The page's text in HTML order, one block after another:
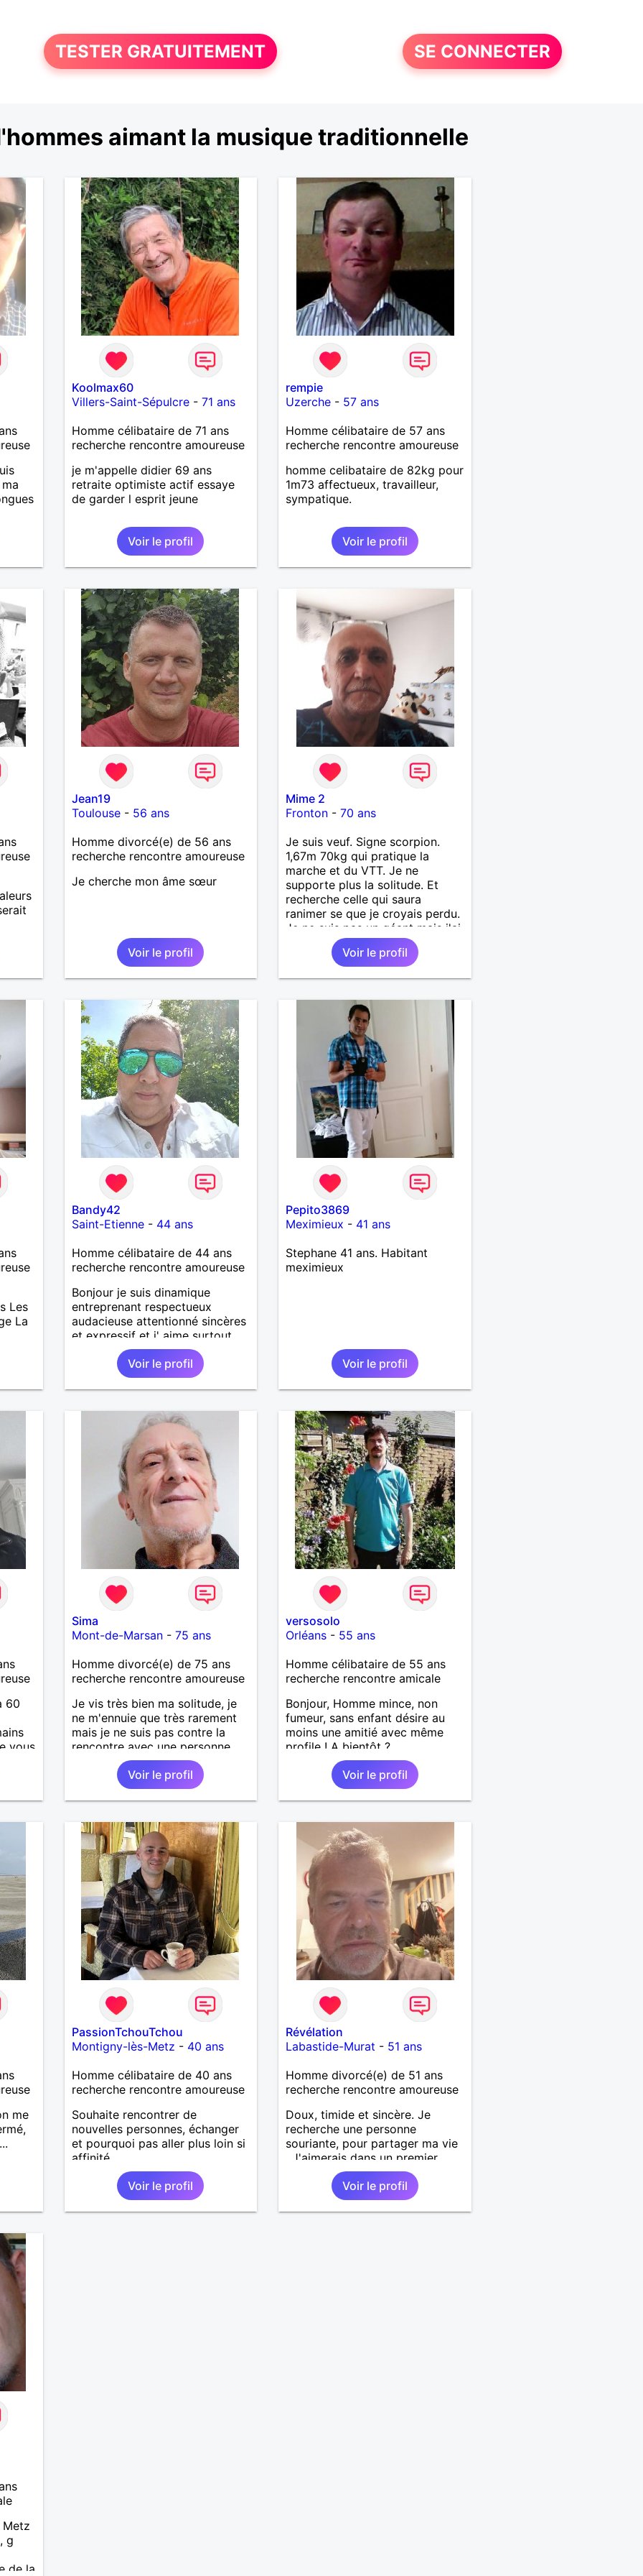
TESTER GRATUITEMENT SE CONNECTER
aimant la musique traditionnelle
que
et
le
Koolmax60
Villers-Saint-Sépulcre- 71 ans
Homme célibataire de 71 ans
recherche rencontre amoureuse
je m'appelle didier 69 ans
retraite optimiste actif essaye
de garder l esprit jeune
Voir le profil
rempie
Uzerche - 57 ans
Homme célibataire de 57 ans
recherche rencontre amoureuse
homme celibataire de 82kg pour
1m73 affectueux, travailleur,
sympatique.
Voir le profil
Jean19
Toulouse- 56 ans
Homme divorcé(e) de 56 ans
recherche rencontre amoureuse
Je cherche mon âme sœur
Voir le profil
Mime 2
Fronton -70 ans
Je suis veuf. Signe scorpion.
1,67m 70kg qui pratique la
marche et du VTT. Je ne
supporte plus la solitude. Et
recherche celle qui saura
ranimer se que je croyais perdu.
Je ne suis pas un géant mais j'ai
un gros coeur. Je supporte pas
le mensonge l'hypocrisie. J'aime
la franchise et l'honnêteté. Les
contacter moi.
Voir le profil
Les
La
Bandy42
Saint-Etienne- 44 ans
Homme célibataire de 44 ans
recherche rencontre amoureuse
Bonjour je suis dinamique
entreprenant respectueux
audacieuse attentionné sincères
et expressif et j' aime surtout
les câlins et à les partager avec
humour et amour bisous à+ à
Voir le profil
Pepito3869
Meximieux - 41 ans
Stephane 41 ans. Habitant
meximieux
Voir le profil
60
vous
Sima
Mont-de-Marsan- 75 ans
Homme divorcé(e) de 75 ans
recherche rencontre amoureuse
Je vis très bien ma solitude, je
ne m'ennuie que très rarement
mais je ne suis pas contre la
rencontre avec une personne
compatible . Pourquoi une
amitié ne pourrait pas évoluer si
bon feeling réciproque... Je
recherche de la proximité car je
même toit.
Voir le profil
versosolo
Orléans - 55 ans
Homme célibataire de 55 ans
recherche rencontre amicale
Bonjour, Homme mince, non
fumeur, sans enfant désire au
moins une amitié avec même
profile ! A bientôt ?
Voir le profil
me
PassionTchouTchou
Montigny-lès-Metz - 40 ans
Homme célibataire de 40 ans
recherche rencontre amoureuse
Souhaite rencontrer de
nouvelles personnes, échanger
et pourquoi pas aller plus loin si
affinité...
Voir le profil
Révélation
Labastide-Murat - 51 ans
Homme divorcé(e) de 51 ans
recherche rencontre amoureuse
Doux, timide et sincère. Je
recherche une personne
souriante, pour partager ma vie
. J'aimerais dans un premier
temps, faire votre connaissance
et apprendre à vous
connaître...je recherche une
personne sérieuse, douce,
Voir le profil
Metz
g
de la